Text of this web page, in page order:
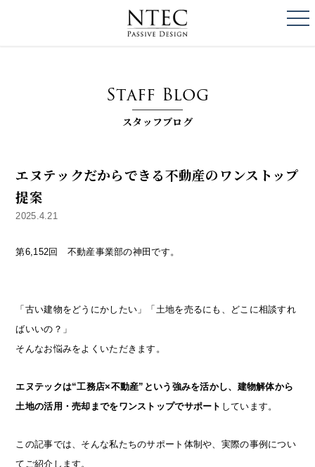
Staff Blog
スタッフブログ
エヌテックだからできる不動産のワンストップ
提案
2025.4.21
第6,152回 不動産事業部の神田です。
「古い建物をどうにかしたい」「土地を売るにも、どこに相談すれ
ばいいの？」
そんなお悩みをよくいただきます。
エヌテックは“工務店×不動産”という強みを活かし、建物解体から
土地の活用・売却までをワンストップでサポート しています。
この記事では、そんな私たちのサポート体制や、実際の事例につい
てご紹介します。